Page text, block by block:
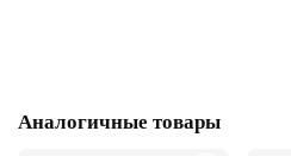
Аналогичные товары